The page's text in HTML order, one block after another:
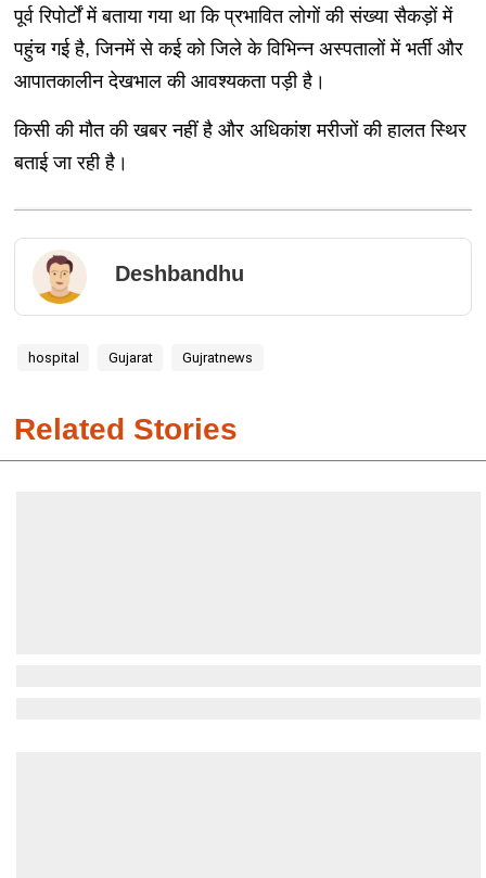
पूर्व रिपोर्टों में बताया गया था कि प्रभावित लोगों की संख्या सैकड़ों में
पहुंच गई है, जिनमें से कई को जिले के विभिन्न अस्पतालों में भर्ती और
आपातकालीन देखभाल की आवश्यकता पड़ी है।
किसी की मौत की खबर नहीं है और अधिकांश मरीजों की हालत स्थिर
बताई जा रही है।
Deshbandhu
hospital Gujarat Gujratnews
Related Stories